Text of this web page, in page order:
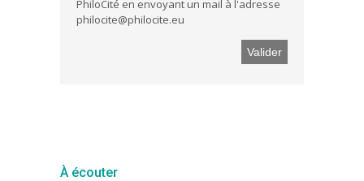
PhiloCité en envoyant un mail à l'adresse
philocite@philocite.eu
À écouter